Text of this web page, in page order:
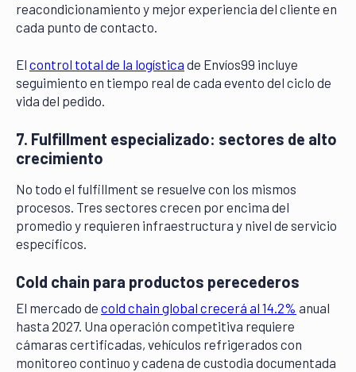
reacondicionamiento y mejor experiencia del cliente en
cada punto de contacto.
El control total de la logística de Envíos99 incluye
seguimiento en tiempo real de cada evento del ciclo de
vida del pedido.
7. Fulfillment especializado: sectores de alto
crecimiento
No todo el fulfillment se resuelve con los mismos
procesos. Tres sectores crecen por encima del
promedio y requieren infraestructura y nivel de servicio
específicos.
Cold chain para productos perecederos
El mercado de cold chain global crecerá al 14.2% anual
hasta 2027. Una operación competitiva requiere
cámaras certificadas, vehículos refrigerados con
monitoreo continuo y cadena de custodia documentada